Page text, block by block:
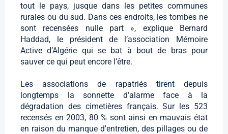
tout le pays, jusque dans les petites communes
rurales ou du sud. Dans ces endroits, les tombes ne
sont recensées nulle part », explique Bernard
Haddad, le président de l’association Mémoire
Active d’Algérie qui se bat à bout de bras pour
sauver ce qui peut encore l’être.
Les associations de rapatriés tirent depuis
longtemps la sonnette d’alarme face à la
dégradation des cimetières français. Sur les 523
recensés en 2003, 80 % sont ainsi en mauvais état
en raison du manque d'entretien, des pillages ou de